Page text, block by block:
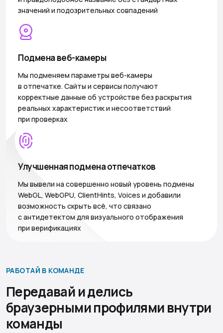
значений и подозрительных совпадений
Подмена веб-камеры
Мы подменяем параметры веб-камеры
в отпечатке. Сайты и сервисы получают
корректные данные об устройстве без раскрытия
реальных характеристик и несоответствий
при проверках
Улучшенная подмена отпечатков
Мы вывели на совершенно новый уровень подмены
WebGL, WebGPU, ClientHints, Voices и добавили
возможность скрыть всё, что связано
с антидетектом для визуального отображения
при верификациях
РАБОТАЙ В КОМАНДЕ
Передавай и делись
браузерными профилямивнутри
команды